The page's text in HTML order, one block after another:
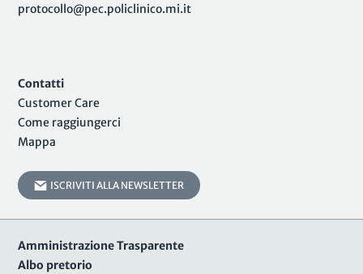
protocollo@pec.policlinico.mi.it
Contatti
Customer Care
Come raggiungerci
Mappa
ISCRIVITI ALLA NEWSLETTER
Amministrazione Trasparente
Albo pretorio